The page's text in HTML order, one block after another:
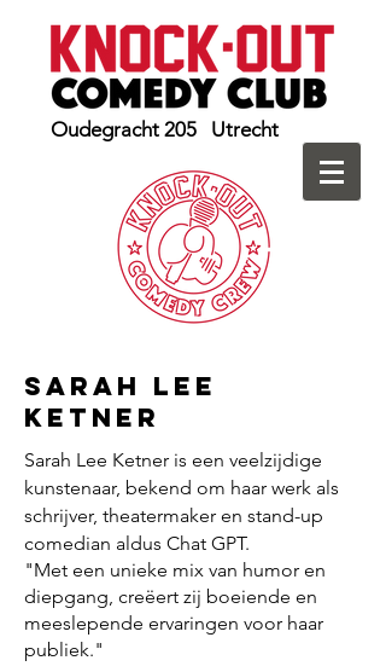
Oudegracht 205 Utrecht
Sarah Lee
Ketner
Sarah Lee Ketner is een veelzijdige
kunstenaar, bekend om haar werk als
schrijver, theatermaker en stand-up
comedian aldus Chat GPT.
"Met een unieke mix van humor en
diepgang, creëert zij boeiende en
meeslepende ervaringen voor haar
publiek."